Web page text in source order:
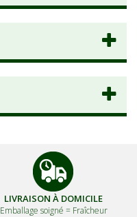
LIVRAISON À DOMICILE
Emballage soigné = Fraîcheur